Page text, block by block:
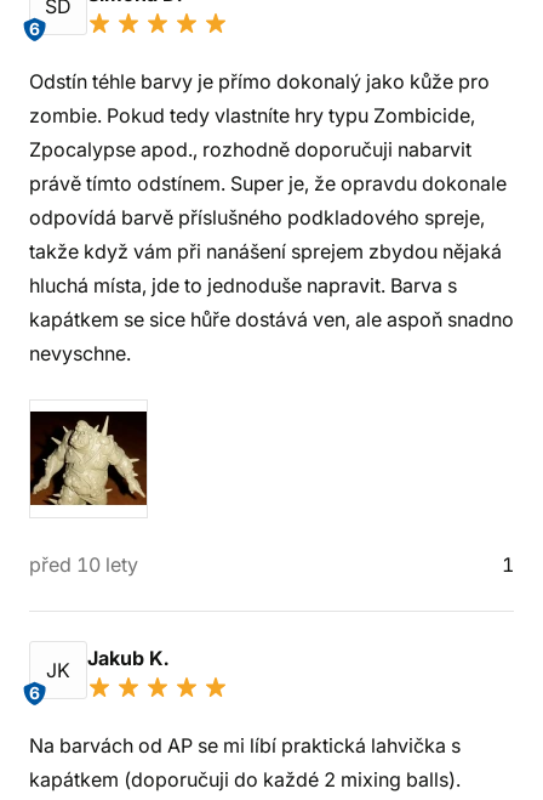
SD
6
Odstín téhle barvy je přímo dokonalý jako kůže pro
zombie. Pokud tedy vlastníte hry typu Zombicide,
Zpocalypse apod., rozhodně doporučuji nabarvit
právě tímto odstínem. Super je, že opravdu dokonale
odpovídá barvě příslušného podkladového spreje,
takže když vám při nanášení sprejem zbydou nějaká
hluchá místa, jde to jednoduše napravit. Barva s
kapátkem se sice hůře dostává ven, ale aspoň snadno
nevyschne.
před 10 lety 1
JK
6
Jakub K.
Na barvách od AP se mi líbí praktická lahvička s
kapátkem (doporučuji do každé 2 mixing balls).